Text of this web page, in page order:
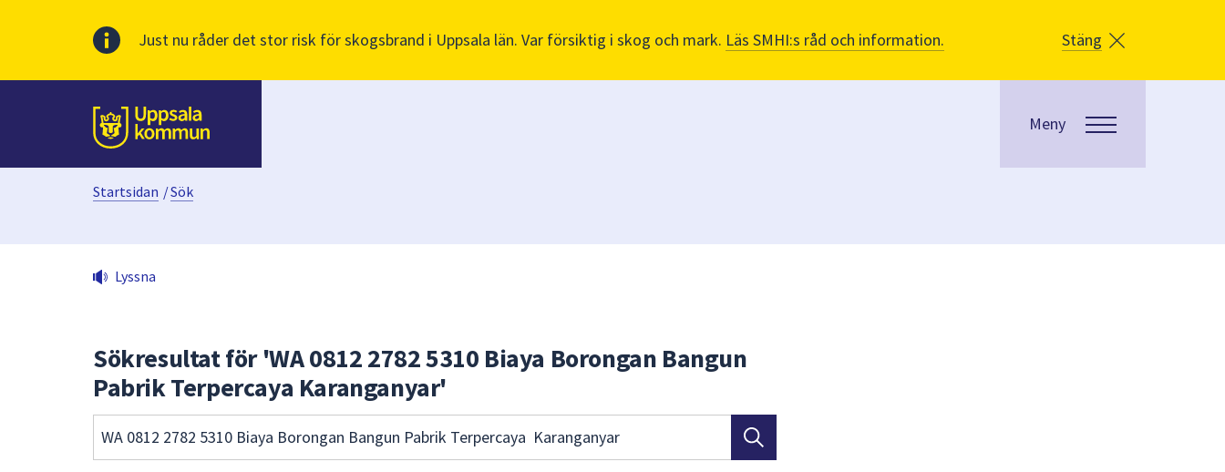
Just nu råder det stor risk för skogsbrand i Uppsala län. Var försiktig i skog och mark. Läs SMHI:s råd och information. Stäng
Till sidans
huvudinnehåll Meny
Startsidan /Sök
Lyssna
Sökresultat för 'WA 0812 2782 5310 Biaya Borongan Bangun
Pabrik Terpercaya Karanganyar'
efter
har